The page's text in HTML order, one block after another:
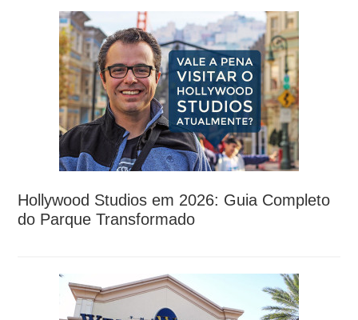
Hollywood Studios em 2026: Guia Completo
do Parque Transformado